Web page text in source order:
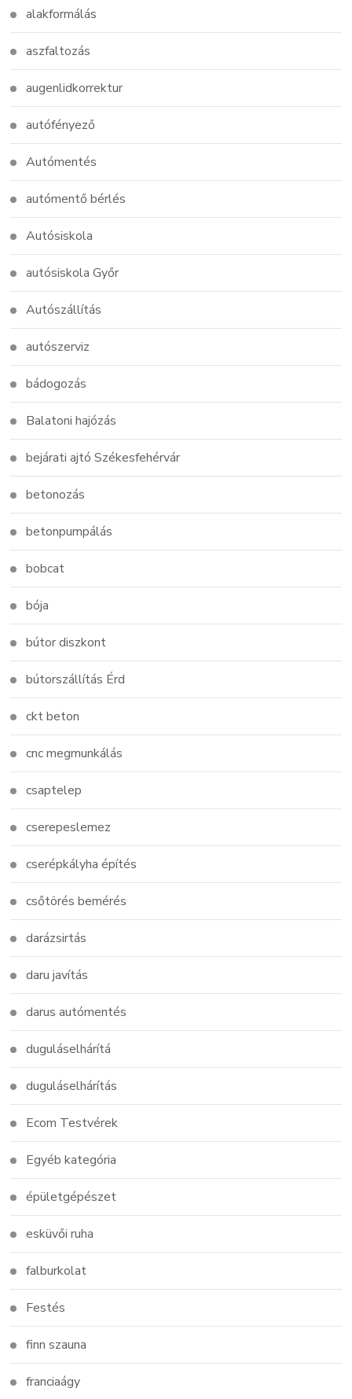
alakformálás
aszfaltozás
augenlidkorrektur
autófényező
Autómentés
autómentő bérlés
Autósiskola
autósiskola Győr
Autószállítás
autószerviz
bádogozás
Balatoni hajózás
bejárati ajtó Székesfehérvár
betonozás
betonpumpálás
bobcat
bója
bútor diszkont
bútorszállítás Érd
ckt beton
cnc megmunkálás
csaptelep
cserepeslemez
cserépkályha építés
csőtörés bemérés
darázsirtás
daru javítás
darus autómentés
duguláselhárítá
duguláselhárítás
Ecom Testvérek
Egyéb kategória
épületgépészet
esküvői ruha
falburkolat
Festés
finn szauna
franciaágy